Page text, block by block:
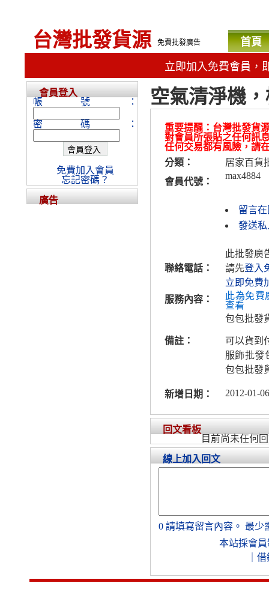
台灣批發貨源 免費批發廣告 首頁
立即加入免費會員，
空氣清淨機
重要提醒：台灣批發貨
對會員所張貼之任何訊
任何交易都有風險，請
分類：
居家百貨
會員代號：
max4884
留言
發送私
聯絡電話：
此批發廣
請先登入
立即免費
服務內容：
此為免費
查看
包包批發
備註：
可以貨到
服飾批發
包包批發
新增日期： 2012-01-
回文看板
目前尚未任何
線上加入回文
0 請填寫留言內容。 最少
本站採會員
借
會員登入
帳號：
密碼：
免費加入會員
忘記密碼？
廣告